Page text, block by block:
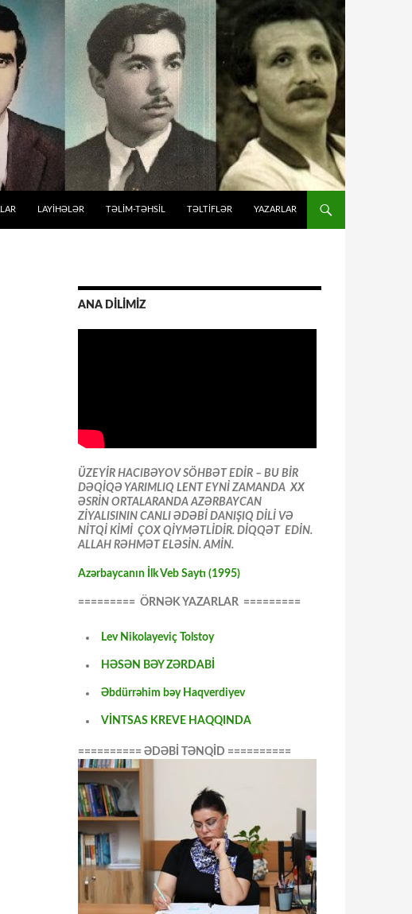
LAYİHƏLƏR TƏLIM-TƏHSIL TƏLTİFLƏR YAZARLAR
ANA DİLİMİZ
ÜZEYİR HACIBƏYOV SÖHBƏT EDİR – BU BİR
DƏQİQƏ YARIMLIQ LENT EYNİ ZAMANDA XX
ƏSRİN ORTALARANDA AZƏRBAYCAN
ZİYALISININ CANLI ƏDƏBİ DANIŞIQ DİLİ VƏ
NİTQİ KİMİ ÇOX QİYMƏTLİDİR. DİQQƏT EDİN.
ALLAH RƏHMƏT ELƏSİN. AMİN.
Azərbaycanın İlk Veb Saytı (1995)
========= ÖRNƏK YAZARLAR =========
Lev Nikolayeviç Tolstoy
HƏSƏN BƏY ZƏRDABİ
Əbdürrəhim bəy Haqverdiyev
VİNTSAS KREVE HAQQINDA
========== ƏDƏBİ TƏNQİD ==========